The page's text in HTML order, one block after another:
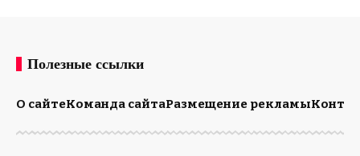
Полезные ссылки
О сайтеКоманда сайтаРазмещение рекламы